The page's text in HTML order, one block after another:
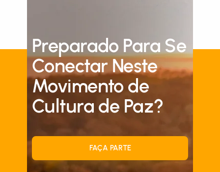
Preparado Para Se
Conectar Neste
Movimento de
Cultura de Paz?
FAÇA PARTE